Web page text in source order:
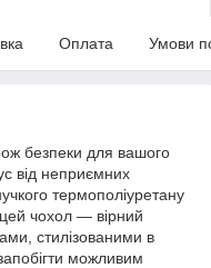
Оплата Умови
безпеки для вашого
від неприємних
термополіуретану
цей чохол — вірний
стилізованими в
можливим